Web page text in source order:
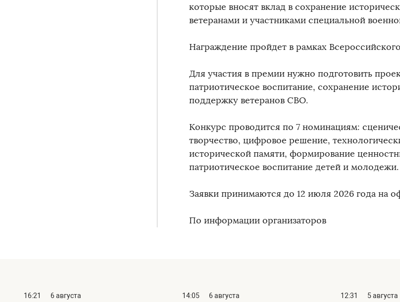
которые вносят вклад в сохранение
ветеранами и участниками специальной
Награждение пройдет в рамках
Для участия в премии нужно подготовить
патриотическое воспитание, сохранение
поддержку ветеранов СВО.
Конкурс проводится по 7 номинациям:
творчество, цифровое решение,
исторической памяти, формирование
патриотическое воспитание детей и молодежи.
Заявки принимаются до 12 июля 2026 года на
По информации организаторов
16:21
6 августа
14:05
6 августа
12:31
5 августа